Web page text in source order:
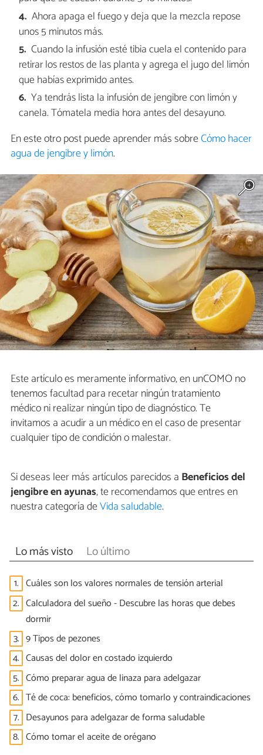
Ahora apaga el fuego y deja que la mezcla repose
unos 5 minutos más.
Cuando la infusión esté tibia cuela el contenido para
retirar los restos de las planta y agrega el jugo del limón
que habías exprimido antes.
Ya tendrás lista la infusión de jengibre con limón y
canela. Tómatela media hora antes del desayuno.
En este otro post puede aprender más sobreCómo hacer
agua de jengibre y limón.
Este artículo es meramente informativo, en unCOMO no
tenemos facultad para recetar ningún tratamiento
médico ni realizar ningún tipo de diagnóstico. Te
invitamos a acudir a un médico en el caso de presentar
cualquier tipo de condición o malestar.
Si deseas leer más artículos parecidos a Beneficios del
jengibre en ayunas, te recomendamos que entres en
nuestra categoría deVida saludable.
Lo más visto Lo último
1. Cuáles son los valores normales de tensión arterial
2. Calculadora del sueño - Descubre las horas que debes
dormir
3. 9 Tipos de pezones
4. Causas del dolor en costado izquierdo
5. Cómo preparar agua de linaza para adelgazar
6. Té de coca: beneficios, cómo tomarlo y contraindicaciones
7. Desayunos para adelgazar de forma saludable
8. Cómo tomar el aceite de orégano